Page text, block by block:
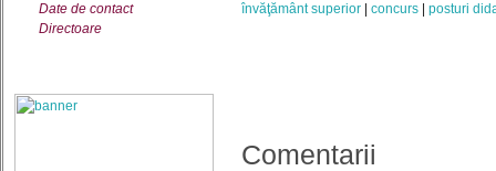
învăţământ superior concurs posturi
Comentarii
Date de contact
Directoare